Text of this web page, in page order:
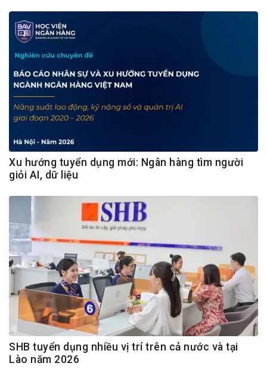
Xu hướng tuyển dụng mới: Ngân hàng tìm người
giỏi AI, dữ liệu
SHB tuyển dụng nhiều vị trí trên cả nước và tại
Lào năm 2026